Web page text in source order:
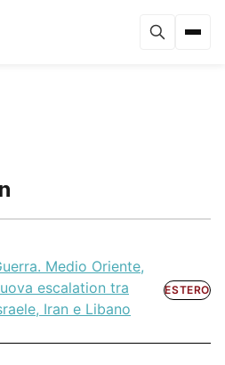
Medio Oriente,
escalation tra
Iran e Libano
ESTERO